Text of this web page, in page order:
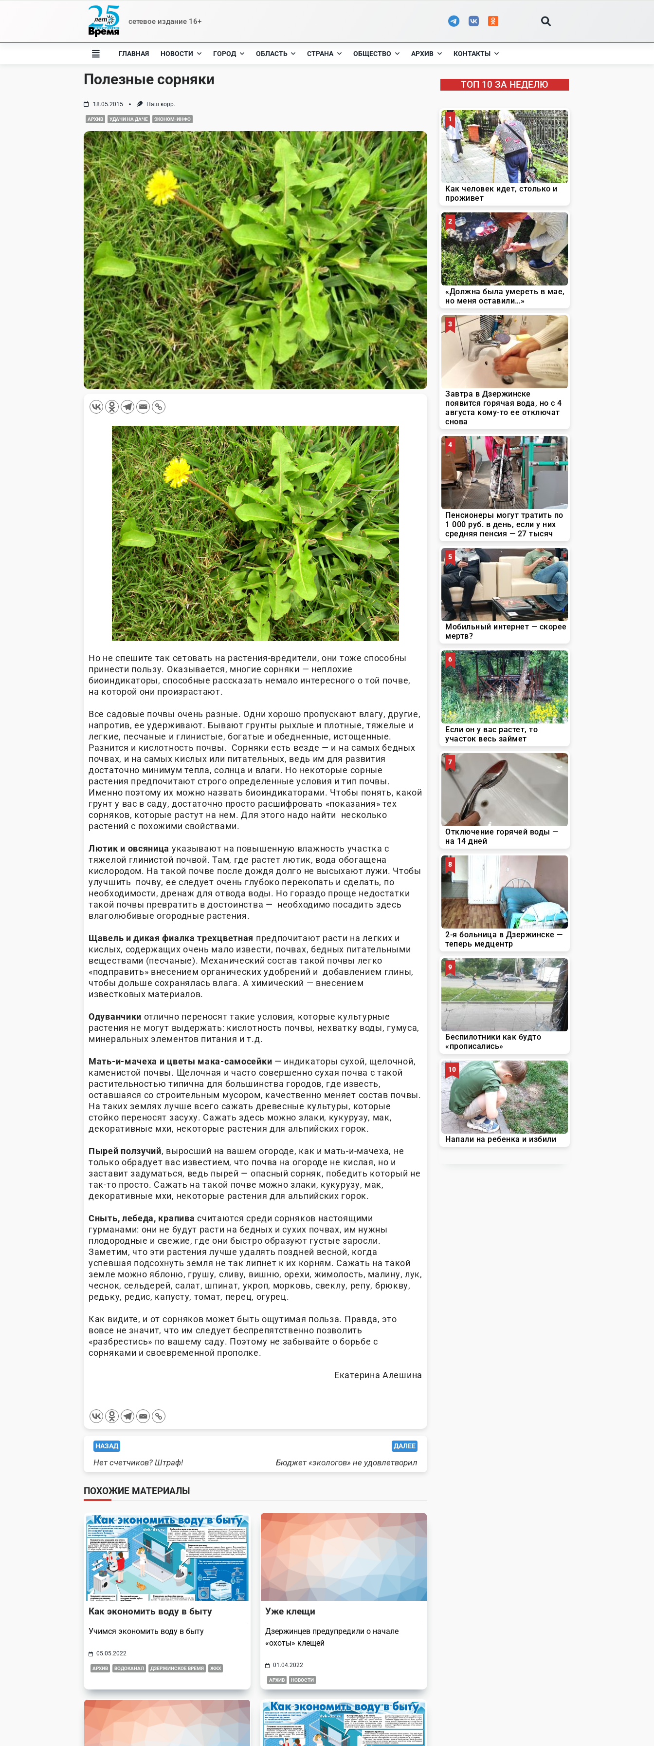
сетевое издание 16+
ГЛАВНАЯ НОВОСТИ ГОРОД ОБЛАСТЬ СТРАНА ОБЩЕСТВО АРХИВ КОНТАКТЫ
Полезные сорняки
18.05.2015 Наш корр.
АРХИВ УДАЧИ НА ДАЧЕ ЭКОНОМ-ИНФО
Но не спешите так сетовать на растения-вредители, они тоже способны
принести пользу. Оказывается, многие сорняки — неплохие
биоиндикаторы, способные рассказать немало интересного о той почве,
на которой они произрастают.
Все садовые почвы очень разные. Одни хорошо пропускают влагу, другие,
напротив, ее удерживают. Бывают грунты рыхлые и плотные, тяжелые и
легкие, песчаные и глинистые, богатые и обедненные, истощенные.
Разнится и кислотность почвы. Сорняки есть везде — и на самых бедных
почвах, и на самых кислых или питательных, ведь им для развития
достаточно минимум тепла, солнца и влаги. Но некоторые сорные
растения предпочитают строго определенные условия и тип почвы.
Именно поэтому их можно назвать биоиндикаторами. Чтобы понять, какой
грунт у вас в саду, достаточно просто расшифровать «показания» тех
сорняков, которые растут на нем. Для этого надо найти несколько
растений с похожими свойствами.
Лютик и овсяница указывают на повышенную влажность участка с
тяжелой глинистой почвой. Там, где растет лютик, вода обогащена
кислородом. На такой почве после дождя долго не высыхают лужи. Чтобы
улучшить почву, ее следует очень глубоко перекопать и сделать, по
необходимости, дренаж для отвода воды. Но гораздо проще недостатки
такой почвы превратить в достоинства — необходимо посадить здесь
влаголюбивые огородные растения.
Щавель и дикая фиалка трехцветная предпочитают расти на легких и
кислых, содержащих очень мало извести, почвах, бедных питательными
веществами (песчаные). Механический состав такой почвы легко
«подправить» внесением органических удобрений и добавлением глины,
чтобы дольше сохранялась влага. А химический — внесением
известковых материалов.
Одуванчики отлично переносят такие условия, которые культурные
растения не могут выдержать: кислотность почвы, нехватку воды, гумуса,
минеральных элементов питания и т.д.
Мать-и-мачеха и цветы мака-самосейки — индикаторы сухой, щелочной,
каменистой почвы. Щелочная и часто совершенно сухая почва с такой
растительностью типична для большинства городов, где известь,
оставшаяся со строительным мусором, качественно меняет состав почвы.
На таких землях лучше всего сажать древесные культуры, которые
стойко переносят засуху. Сажать здесь можно злаки, кукурузу, мак,
декоративные мхи, некоторые растения для альпийских горок.
Пырей ползучий, выросший на вашем огороде, как и мать-и-мачеха, не
только обрадует вас известием, что почва на огороде не кислая, но и
заставит задуматься, ведь пырей — опасный сорняк, победить который не
так-то просто. Сажать на такой почве можно злаки, кукурузу, мак,
декоративные мхи, некоторые растения для альпийских горок.
Сныть, лебеда, крапива считаются среди сорняков настоящими
гурманами: они не будут расти на бедных и сухих почвах, им нужны
плодородные и свежие, где они быстро образуют густые заросли.
Заметим, что эти растения лучше удалять поздней весной, когда
успевшая подсохнуть земля не так липнет к их корням. Сажать на такой
земле можно яблоню, грушу, сливу, вишню, орехи, жимолость, малину, лук,
чеснок, сельдерей, салат, шпинат, укроп, морковь, свеклу, репу, брюкву,
редьку, редис, капусту, томат, перец, огурец.
Как видите, и от сорняков может быть ощутимая польза. Правда, это
вовсе не значит, что им следует беспрепятственно позволить
«разбрестись» по вашему саду. Поэтому не забывайте о борьбе с
сорняками и своевременной прополке.
Екатерина Алешина
<span
class="nav-
subtitle
screen-
reader-
text">Page</span>
НАЗАД
Нет счетчиков? Штраф!
ДАЛЕЕ
Бюджет «экологов» не удовлетворил
ПОХОЖИЕ МАТЕРИАЛЫ
Как экономить воду в быту
Учимся экономить воду в быту
05.05.2022
АРХИВ ВОДОКАНАЛ ДЗЕРЖИНСКОЕ ВРЕМЯ ЖКХ
Уже клещи
Дзержинцев предупредили о начале
«охоты» клещей
01.04.2022
АРХИВ НОВОСТИ
ТОП 10 ЗА НЕДЕЛЮ